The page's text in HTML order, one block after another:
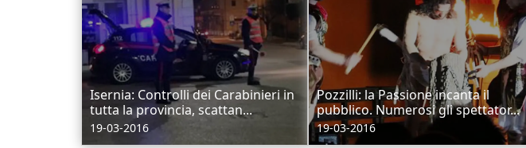
Isernia: Controlli dei Carabinieri in
tutta la provincia, scattan...
19-03-2016
Pozzilli: la Passione incanta il
pubblico. Numerosi gli spettator...
19-03-2016